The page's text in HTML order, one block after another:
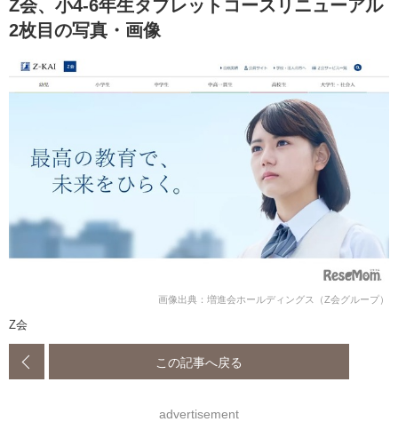
Z会、小4-6年生タブレットコースリニューアル
2枚目の写真・画像
画像出典：増進会ホールディングス（Z会グループ）
Z会
この記事へ戻る
advertisement